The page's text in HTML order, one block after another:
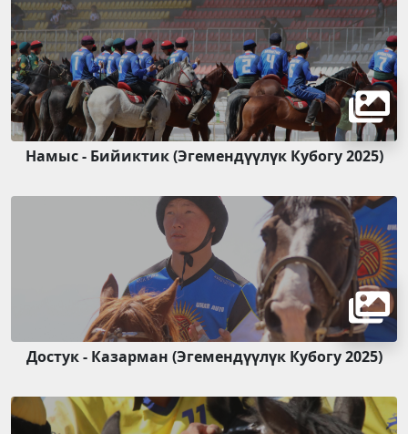
Намыс - Бийиктик (Эгемендүүлүк Кубогу 2025)
Достук - Казарман (Эгемендүүлүк Кубогу 2025)